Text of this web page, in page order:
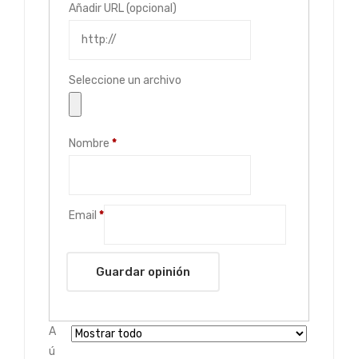
Añadir URL(opcional)
Seleccione un archivo
Nombre *
Email *
Guardar opinión
A
ú